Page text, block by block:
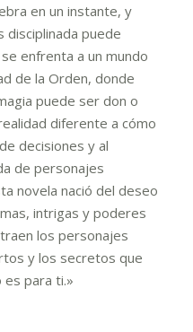
en un instante, y
disciplinada puede
enfrenta a un mundo
de la Orden, donde
puede ser don o
diferente a cómo
decisiones y al
de personajes
novela nació del deseo
intrigas y poderes
los personajes
y los secretos que
para ti.»